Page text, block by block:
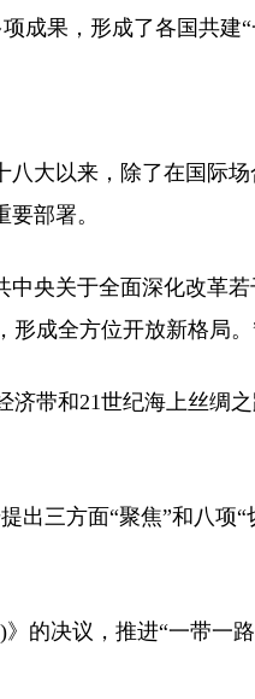
成果，形成了各国共建“
以来，除了在国际场
部署。
关于全面深化改革
形成全方位开放新格局。
带和21世纪海上丝绸
三方面“聚焦”和八项
决议，推进“一带一路